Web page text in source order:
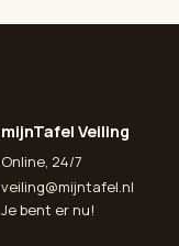
mijnTafel Veiling
Online, 24/7
veiling@mijntafel.nl
Je bent er nu!